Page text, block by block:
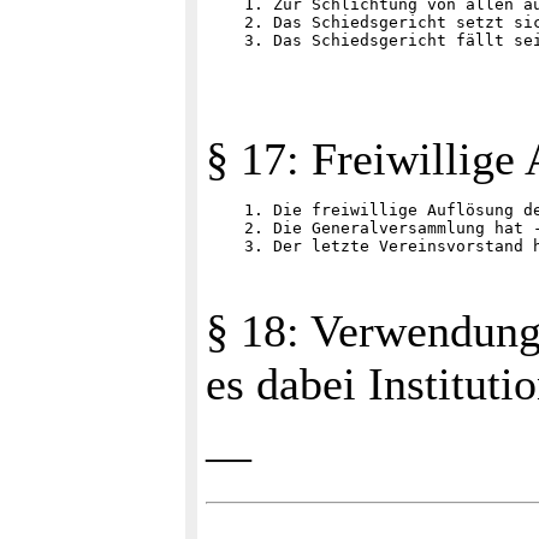
1. Zur Schlichtung von allen
2. Das Schiedsgericht setzt
§ 17: Freiwillige
1. Die freiwillige Auflösung
2. Die Generalversammlung hat
§ 18:
es dabei
—